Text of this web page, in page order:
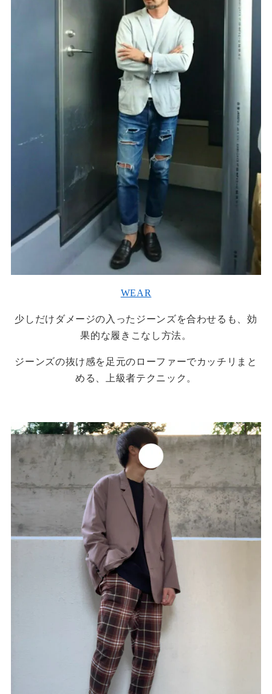
WEAR
少しだけダメージの入ったジーンズを合わせるも、効
果的な履きこなし方法。
ジーンズの抜け感を足元のローファーでカッチリまと
める、上級者テクニック。